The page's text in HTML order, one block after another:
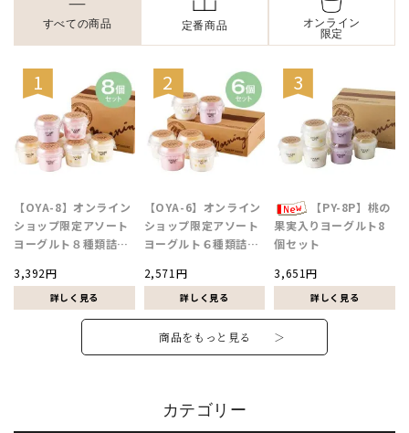
すべての商品 定番商品
オンライン
限定
【OYA-8】オンライン
ショップ限定アソート
ヨーグルト８種類詰合
3,392円
【OYA-6】オンライン
ショップ限定アソート
ヨーグルト６種類詰合
2,571円
【PY-8P】桃の
果実入りヨーグルト8
個セット
3,651円
商品をもっと見る ＞
カテゴリー